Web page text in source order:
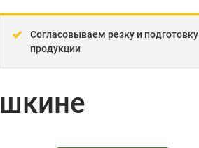
Согласовываем резку и подготовку
продукции